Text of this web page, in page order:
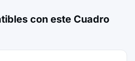
con este Cuadro